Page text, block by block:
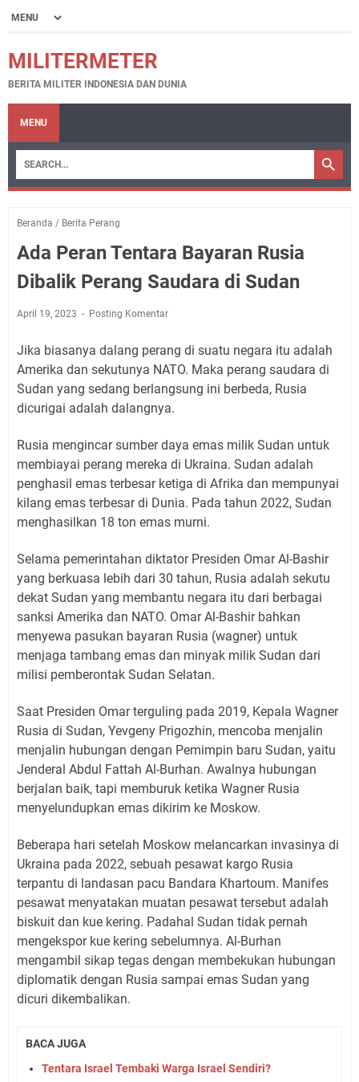
MILITERMETER
BERITA MILITER INDONESIA DAN DUNIA
MENU
Beranda / Berita Perang
Ada Peran Tentara Bayaran Rusia
Dibalik Perang Saudara di Sudan
April 19, 2023 Posting Komentar
Jika biasanya dalang perang di suatu negara itu adalah
Amerika dan sekutunya NATO. Maka perang saudara di
Sudan yang sedang berlangsung ini berbeda, Rusia
dicurigai adalah dalangnya.
Rusia mengincar sumber daya emas milik Sudan untuk
membiayai perang mereka di Ukraina. Sudan adalah
penghasil emas terbesar ketiga di Afrika dan mempunyai
kilang emas terbesar di Dunia. Pada tahun 2022, Sudan
menghasilkan 18 ton emas murni.
Selama pemerintahan diktator Presiden Omar Al-Bashir
yang berkuasa lebih dari 30 tahun, Rusia adalah sekutu
dekat Sudan yang membantu negara itu dari berbagai
sanksi Amerika dan NATO. Omar Al-Bashir bahkan
menyewa pasukan bayaran Rusia (wagner) untuk
menjaga tambang emas dan minyak milik Sudan dari
milisi pemberontak Sudan Selatan.
Saat Presiden Omar terguling pada 2019, Kepala Wagner
Rusia di Sudan, Yevgeny Prigozhin, mencoba menjalin
menjalin hubungan dengan Pemimpin baru Sudan, yaitu
Jenderal Abdul Fattah Al-Burhan. Awalnya hubungan
berjalan baik, tapi memburuk ketika Wagner Rusia
menyelundupkan emas dikirim ke Moskow.
Beberapa hari setelah Moskow melancarkan invasinya di
Ukraina pada 2022, sebuah pesawat kargo Rusia
terpantu di landasan pacu Bandara Khartoum. Manifes
pesawat menyatakan muatan pesawat tersebut adalah
biskuit dan kue kering. Padahal Sudan tidak pernah
mengekspor kue kering sebelumnya. Al-Burhan
mengambil sikap tegas dengan membekukan hubungan
diplomatik dengan Rusia sampai emas Sudan yang
dicuri dikembalikan.
BACA JUGA
Tentara Israel Tembaki Warga Israel Sendiri?